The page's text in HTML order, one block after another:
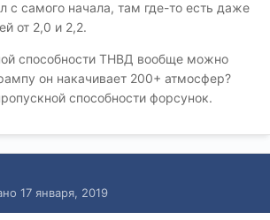
с самого начала, там где-то есть даже
от 2,0 и 2,2.
способности ТНВД вообще можно
он накачивает 200+ атмосфер?
способности форсунок.
17 января, 2019